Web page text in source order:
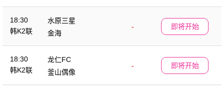
18:30
韩K2联
水原三星
-
金海
即将开始
18:30
韩K2联
龙仁FC
-
釜山偶像
即将开始